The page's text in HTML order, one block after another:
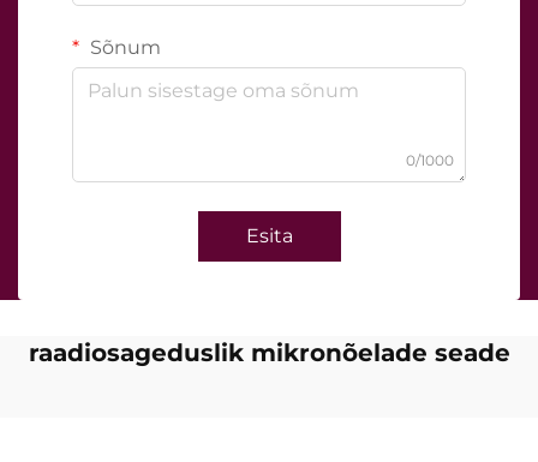
Sõnum
0/1000
Esita
raadiosageduslik mikronõelade seade